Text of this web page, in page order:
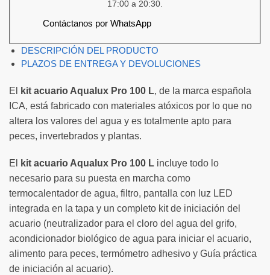
17:00 a 20:30.
Contáctanos por WhatsApp
DESCRIPCIÓN DEL PRODUCTO
PLAZOS DE ENTREGA Y DEVOLUCIONES
El kit acuario Aqualux Pro 100 L, de la marca española
ICA, está fabricado con materiales atóxicos por lo que no
altera los valores del agua y es totalmente apto para
peces, invertebrados y plantas.
El kit acuario Aqualux Pro 100 L incluye todo lo
necesario para su puesta en marcha como
termocalentador de agua, filtro, pantalla con luz LED
integrada en la tapa y un completo kit de iniciación del
acuario (neutralizador para el cloro del agua del grifo,
acondicionador biológico de agua para iniciar el acuario,
alimento para peces, termómetro adhesivo y Guía práctica
de iniciación al acuario).